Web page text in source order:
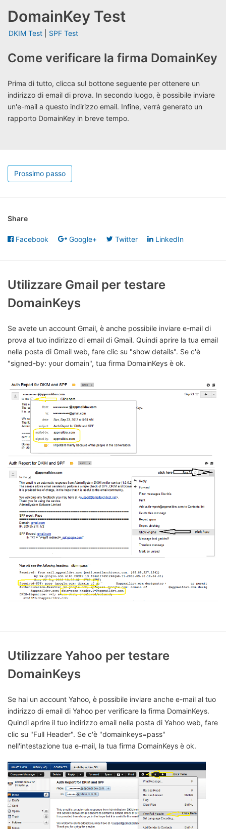
DomainKey Test
DKIM Test SPF Test
Come verificare la firma DomainKey
Prima di tutto, clicca sul bottone seguente per ottenere un
indirizzo di email di prova. In secondo luogo, è possibile inviare
un'e-mail a questo indirizzo email. Infine, verrà generato un
rapporto DomainKey in breve tempo.
Prossimo passo
Share
Facebook Google+ Twitter LinkedIn
Utilizzare Gmail per testare
DomainKeys
Se avete un account Gmail, è anche possibile inviare e-mail di
prova al tuo indirizzo di email di Gmail. Quindi aprire la tua email
nella posta di Gmail web, fare clic su "show details". Se c'è
"signed-by: your domain", tua firma DomainKeys è ok.
Utilizzare Yahoo per testare
DomainKeys
Se hai un account Yahoo, è possibile inviare anche e-mail al tuo
indirizzo di email di Yahoo per verificare la firma DomainKeys.
Quindi aprire il tuo indirizzo email nella posta di Yahoo web, fare
clic su "Full Header". Se c'è "domainkeys=pass"
nell'intestazione tua e-mail, la tua firma DomainKeys è ok.